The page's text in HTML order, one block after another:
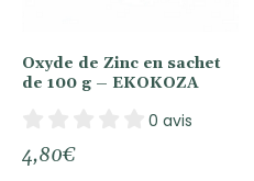
Oxyde de Zinc en sachet
de 100 g – EKOKOZA
0 avis
4,80€